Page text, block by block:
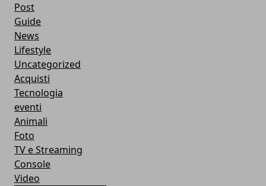
Post
Guide
News
Lifestyle
Uncategorized
Acquisti
Tecnologia
eventi
Animali
Foto
TV e Streaming
Console
Video